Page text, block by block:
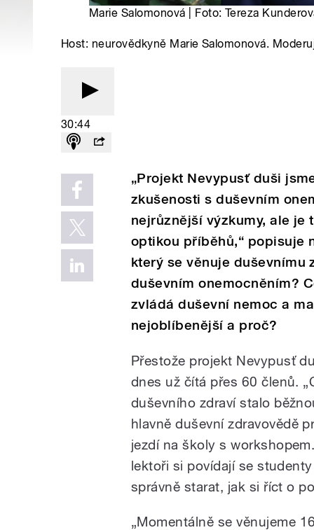
Marie Salomonová | Foto: Tereza
Host: neurovědkyně Marie Salomonová.
30:44
„Projekt Nevypusť duši
zkušenosti s duševním
nejrůznější výzkumy, ale je
optikou příběhů,“ popisuje
který se věnuje duševnímu
duševním onemocněním?
zvládá duševní nemoc a
nejoblíbenější a proč?
Přestože projekt Nevypusť
dnes už čítá přes 60 členů.
duševního zdraví stalo
hlavně duševní zdravovědě
jezdí na školy s
lektoři si povídají se
správně starat, jak si říct o
„Momentálně se věnujeme